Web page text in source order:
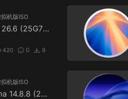
拟机版ISO
26.6 (25G7
420 0 9
拟机版ISO
14.8.8 (23J